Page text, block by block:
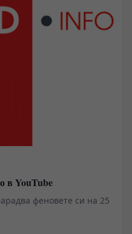
в YouTube
феновете си на 25